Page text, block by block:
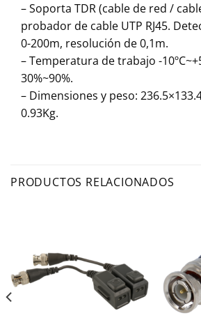
– Soporta TDR (cable de red /
probador de cable UTP RJ45.
0-200m, resolución de 0,1m.
– Temperatura de trabajo -
30%~90%.
– Dimensiones y peso:
0.93Kg.
PRODUCTOS RELACIONADOS